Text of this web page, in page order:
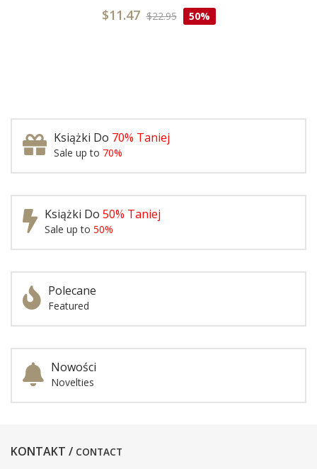
$11.47 $22.95 50%
Książki Do 70% Taniej
Sale up to 70%
Książki Do 50% Taniej
Sale up to 50%
Polecane
Featured
Nowości
Novelties
KONTAKT / CONTACT